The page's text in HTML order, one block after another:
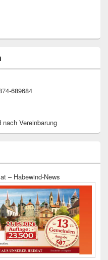
689684
Vereinbarung
– Habewind-News